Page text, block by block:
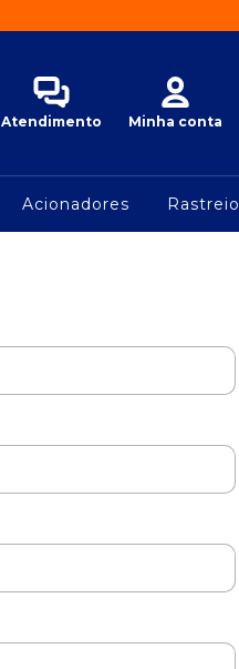
Atendimento Minha conta
Acionadores Rastreio